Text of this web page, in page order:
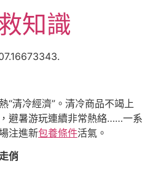
知識
“清冷經濟”。清冷商品不竭上
避暑游玩連續非常熱絡……一系
注進新包養條件活氣。
俏